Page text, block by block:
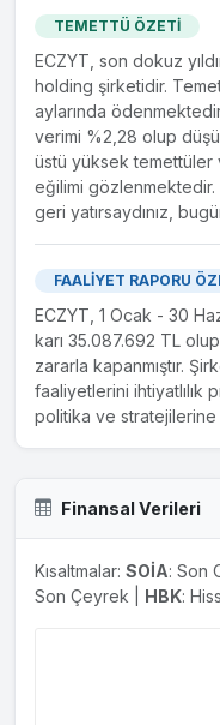
TEMETTÜ ÖZETİ
ECZYT, son dokuz
holding şirketidir.
aylarında
verimi %2,28 olup
üstü yüksek
eğilimi gözlenmektedir.
geri yatırsaydınız,
FAALİYET RAPORU
ECZYT, 1 Ocak - 30
karı 35.087.692 TL
zararla kapanmıştır.
faaliyetlerini ihtiyatlılık
politika ve
Finansal Verileri
Kısaltmalar: SOİA: Son
Son Çeyrek | HBK: